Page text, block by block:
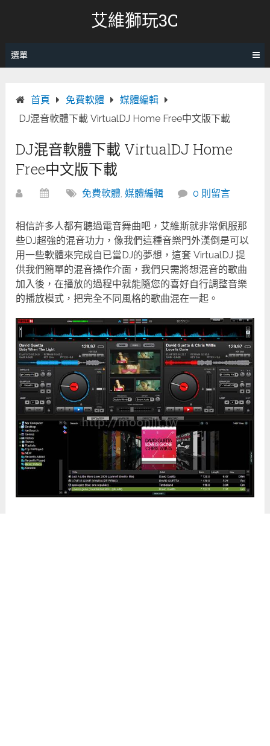
艾維獅玩3C
選單
首頁 免費軟體
媒體編輯
DJ混音軟體下載 VirtualDJ Home Free中文版下載
DJ混音軟體下載 VirtualDJ Home
Free中文版下載
免費軟體,媒體編輯 0 則留言
相信許多人都有聽過電音舞曲吧，艾維斯就非常佩服那
些DJ超強的混音功力，像我們這種音樂門外漢倒是可以
用一些軟體來完成自已當DJ的夢想，這套 VirtualDJ 提
供我們簡單的混音操作介面，我們只需將想混音的歌曲
加入後，在播放的過程中就能隨您的喜好自行調整音樂
的播放模式，把完全不同風格的歌曲混在一起。